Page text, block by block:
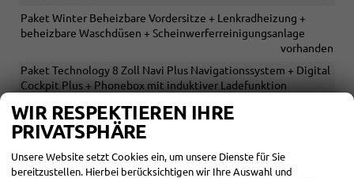
Paket Winter Beheizbare Vordersitze + Lenkradheizung +
beheizbare Waschdüsen + Scheinwerferreinigungsanlage
vorhanden
Paket Technology 8 Zoll Navi Plus Navigationssystem + Digital
Cockpit Plus + Phonebox mit induktiver Ladefunktion
Paket Licht & Sicht Matrix-LED-Hauptscheinwerfer + LED-
Ambientebeleuchtung sowie Fußraumbeleuchtung +
Dynamischer Fernlichtassistent (Dynamic Light Assist)
vorhanden
WIR RESPEKTIEREN IHRE
PRIVATSPHÄRE
Unsere Website setzt Cookies ein, um unsere Dienste für Sie
bereitzustellen. Hierbei berücksichtigen wir Ihre Auswahl und